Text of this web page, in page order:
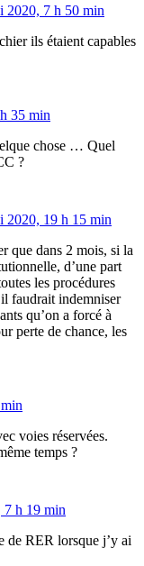
2020, 7 h 50 min
ils étaient capables
35 min
chose … Quel
?
2020, 19 h 15 min
que dans 2 mois, si la
d’une part
les procédures
faudrait indemniser
qu’on a forcé à
perte de chance, les
voies réservées.
temps ?
7 h 19 min
de RER lorsque j’y ai